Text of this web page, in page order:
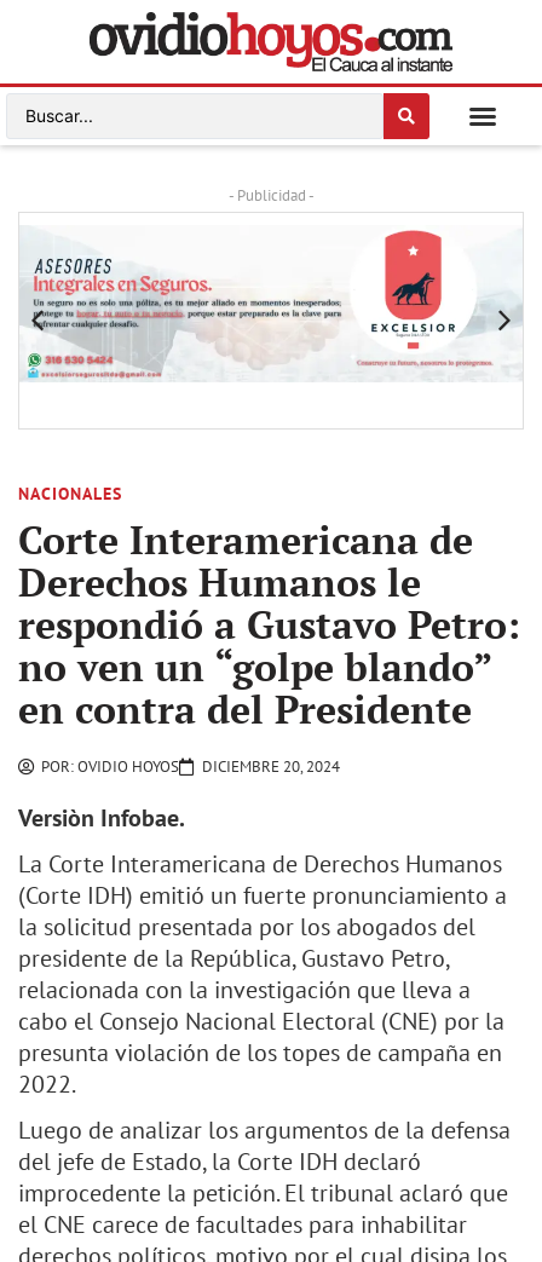
- Publicidad -
NACIONALES
Corte Interamericana de
Derechos Humanos le
respondió a Gustavo Petro:
no ven un “golpe blando”
en contra del Presidente
POR:OVIDIO HOYOS DICIEMBRE 20, 2024
Versiòn Infobae.
La Corte Interamericana de Derechos Humanos
(Corte IDH) emitió un fuerte pronunciamiento a
la solicitud presentada por los abogados del
presidente de la República, Gustavo Petro,
relacionada con la investigación que lleva a
cabo el Consejo Nacional Electoral (CNE) por la
presunta violación de los topes de campaña en
2022.
Luego de analizar los argumentos de la defensa
del jefe de Estado, la Corte IDH declaró
improcedente la petición. El tribunal aclaró que
el CNE carece de facultades para inhabilitar